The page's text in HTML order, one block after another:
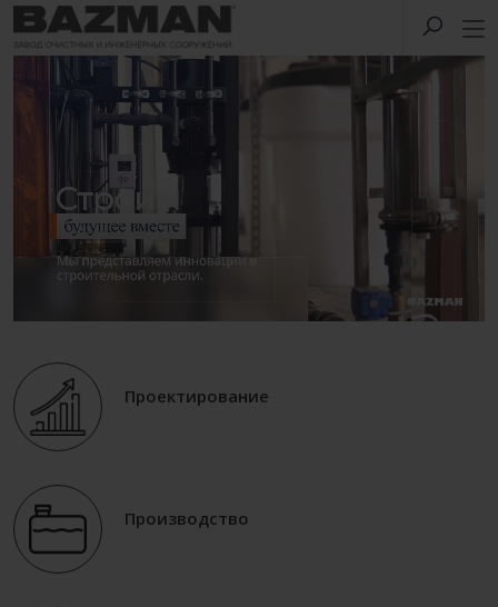
Проектирование
Производство